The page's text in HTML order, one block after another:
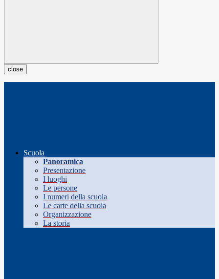
close
Scuola
Panoramica
Presentazione
I luoghi
Le persone
I numeri della scuola
Le carte della scuola
Organizzazione
La storia